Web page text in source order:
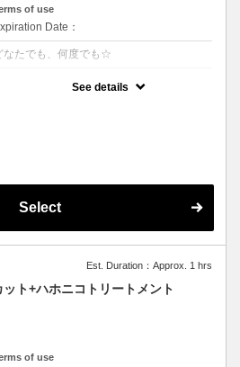
of use
Date：
なたでも、何度でも☆
See details
Select
Est. Duration：Approx. 1 hrs
ット+ハホニコトリートメント
of use